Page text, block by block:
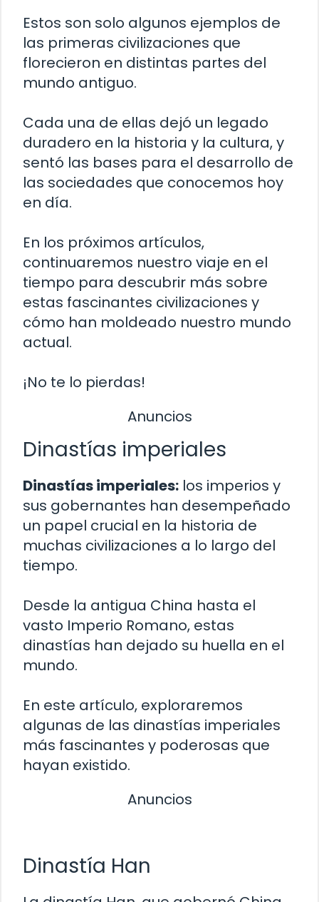
Estos son solo algunos ejemplos de
las primeras civilizaciones que
florecieron en distintas partes del
mundo antiguo.
Cada una de ellas dejó un legado
duradero en la historia y la cultura, y
sentó las bases para el desarrollo de
las sociedades que conocemos hoy
en día.
En los próximos artículos,
continuaremos nuestro viaje en el
tiempo para descubrir más sobre
estas fascinantes civilizaciones y
cómo han moldeado nuestro mundo
actual.
¡No te lo pierdas!
Anuncios
Dinastías imperiales
Dinastías imperiales: los imperios y
sus gobernantes han desempeñado
un papel crucial en la historia de
muchas civilizaciones a lo largo del
tiempo.
Desde la antigua China hasta el
vasto Imperio Romano, estas
dinastías han dejado su huella en el
mundo.
En este artículo, exploraremos
algunas de las dinastías imperiales
más fascinantes y poderosas que
hayan existido.
Anuncios
Dinastía Han